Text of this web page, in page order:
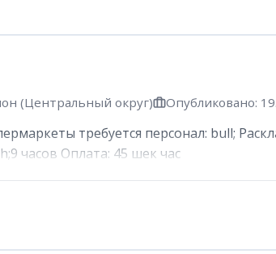
(Центральный округ) Опубликовано:
требуется персонал: bull;
часов Оплата: 45 шек час